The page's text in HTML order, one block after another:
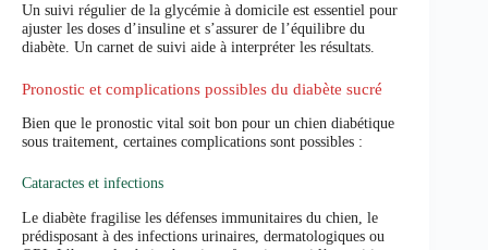
Un suivi régulier de la glycémie à domicile est essentiel pour
ajuster les doses d’insuline et s’assurer de l’équilibre du
diabète. Un carnet de suivi aide à interpréter les résultats.
Pronostic et complications possibles du diabète sucré
Bien que le pronostic vital soit bon pour un chien diabétique
sous traitement, certaines complications sont possibles :
Cataractes et infections
Le diabète fragilise les défenses immunitaires du chien, le
prédisposant à des infections urinaires, dermatologiques ou